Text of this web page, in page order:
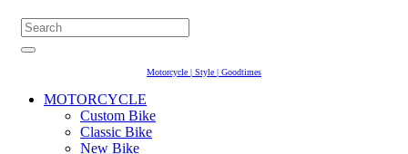
Motorcycle | Style | Goodtimes
MOTORCYCLE
Custom Bike
Classic Bike
New Bike